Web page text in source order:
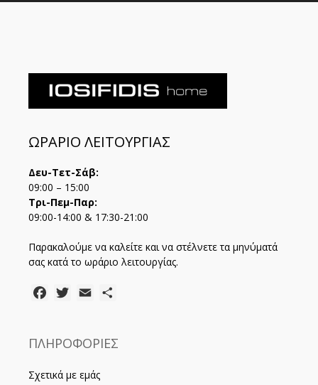
ΩΡΑΡΙΟ ΛΕΙΤΟΥΡΓΙΑΣ
Δευ-Τετ-Σάβ:
09:00 – 15:00
Τρι-Πεμ-Παρ:
09:00-14:00 & 17:30-21:00
Παρακαλούμε να καλείτε και να στέλνετε τα μηνύματά
σας κατά το ωράριο λειτουργίας.
FacebookTwitter
Email
ΠΛΗΡΟΦΟΡΙΕΣ
Σχετικά με εμάς